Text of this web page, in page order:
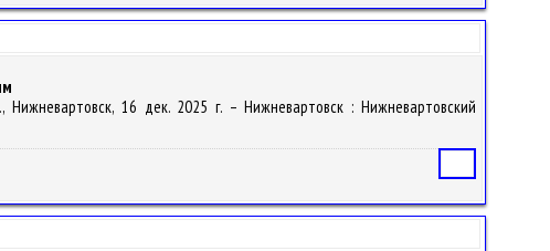
16 дек. 2025 г. – Нижневартовск : Нижневартовский